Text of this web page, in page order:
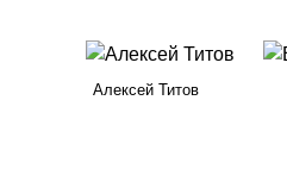
Алексей Титов